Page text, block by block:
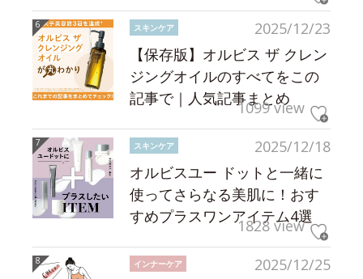
2025/12/23
スキンケア
【保存版】オルビス ザ クレン
ジングオイルのすべてをこの
記事で｜人気記事まとめ
1099 view
2025/12/18
スキンケア
オルビスユー ドットと一緒に
使ってさらなる美肌に！おす
すめプラスワンアイテム4選
1828 view
2025/12/25
インナーケア